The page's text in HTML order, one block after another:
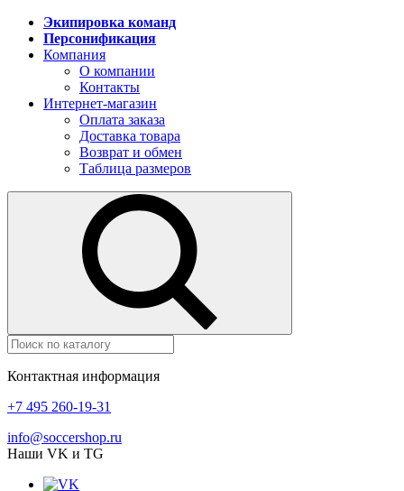
Экипировка команд
Персонификация
Компания
О компании
Контакты
Интернет-магазин
Оплата заказа
Доставка товара
Возврат и обмен
Таблица размеров
Контактная информация
+7 495 260-19-31
info@soccershop.ru
Наши VK и TG